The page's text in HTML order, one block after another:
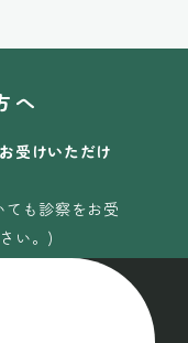
へ
受けいただけ
も診察をお受
い。)